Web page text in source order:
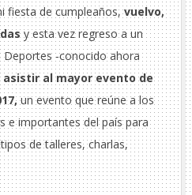
fiesta de cumpleaños,vuelvo,
y esta vez regreso a un
-conocido ahora
asistir al mayor evento de
un evento que reúne a los
e importantes del país para
de talleres, charlas,